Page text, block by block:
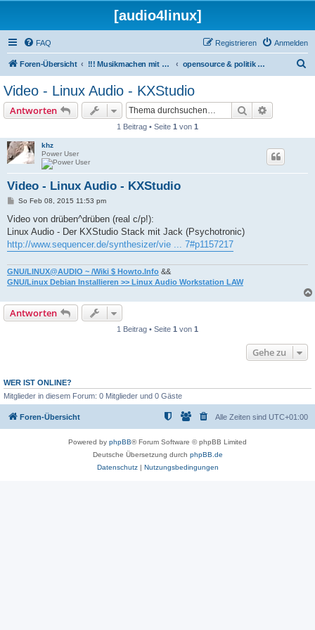
[audio4linux]
FAQ Anmelden
Registrieren
Foren-Übersicht !!! Musikmachen mit Linux !!! opensource & politik & musik
Video - Linux Audio - KXStudio
Antworten Suche
1 Beitrag • Seite 1 von 1
khz
Power User
Video - Linux Audio - KXStudio
B
i
r
a
g
So Feb 08, 2015 11:53 pm
Video von drüben^drüben (real c/p!):
Linux Audio - Der KXStudio Stack mit Jack (Psychotronic)
http://www.sequencer.de/synthesizer/vie ... 7#p1157217
GNU/LINUX@AUDIO ~ /Wiki $ Howto.Info &&
GNU/Linux Debian Installieren >> Linux Audio Workstation LAW
Antworten
1 Beitrag • Seite 1 von 1
Gehe zu
WER IST ONLINE?
Mitglieder in diesem Forum: 0 Mitglieder und 0 Gäste
Foren-Übersicht Alle Zeiten sind UTC+01:00
Powered by phpBB® Forum Software © phpBB Limited
Deutsche Übersetzung durch phpBB.de
Datenschutz| Nutzungsbedingungen